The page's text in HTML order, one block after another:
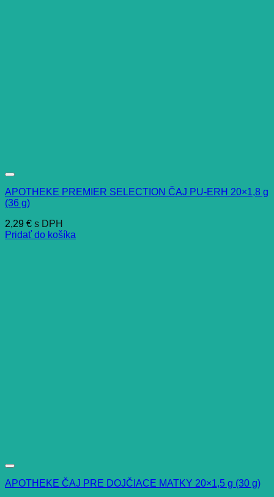
APOTHEKE PREMIER SELECTION ČAJ PU-ERH 20×1,8 g
(36 g)
2,29 € s DPH
Pridať do košíka
APOTHEKE ČAJ PRE DOJČIACE MATKY 20×1,5 g (30 g)